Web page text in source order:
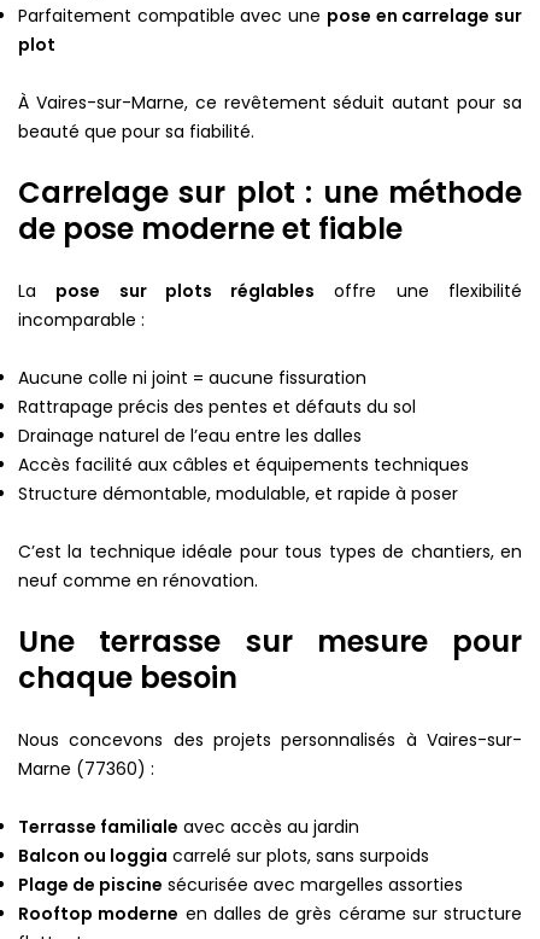
Parfaitement compatible avec une pose en carrelage sur
plot
À Vaires-sur-Marne, ce revêtement séduit autant pour sa
beauté que pour sa fiabilité.
Carrelage sur plot : une méthode
de pose moderne et fiable
La pose sur plots réglables offre une flexibilité
incomparable :
Aucune colle ni joint = aucune fissuration
Rattrapage précis des pentes et défauts du sol
Drainage naturel de l’eau entre les dalles
Accès facilité aux câbles et équipements techniques
Structure démontable, modulable, et rapide à poser
C’est la technique idéale pour tous types de chantiers, en
neuf comme en rénovation.
Une terrasse sur mesure pour
chaque besoin
Nous concevons des projets personnalisés à Vaires-sur-
Marne (77360) :
Terrasse familiale avec accès au jardin
Balcon ou loggia carrelé sur plots, sans surpoids
Plage de piscine sécurisée avec margelles assorties
Rooftop moderne en dalles de grès cérame sur structure